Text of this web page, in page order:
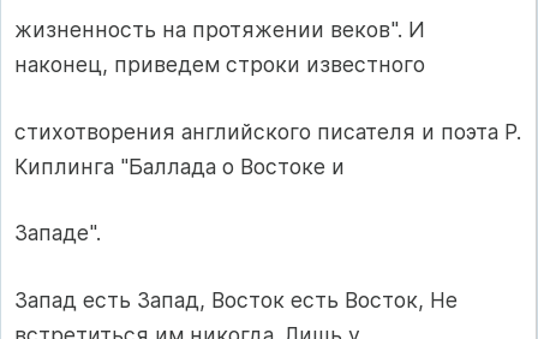
жизненность на протяжении веков". И
наконец, приведем строки известного
стихотворения английского писателя и поэта Р.
Киплинга "Баллада о Востоке и
Западе".
Запад есть Запад, Восток есть Восток, Не